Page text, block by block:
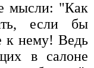
мысли: "Как
если бы
к нему! Ведь
в салоне